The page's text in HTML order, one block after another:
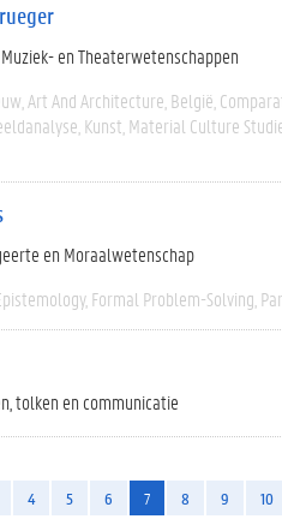
en Theaterwetenschappen
Art And Architecture België
Kunst Material Culture
en Moraalwetenschap
Formal Problem-Solving
tolken en communicatie
4 5 6 7 8 9 10